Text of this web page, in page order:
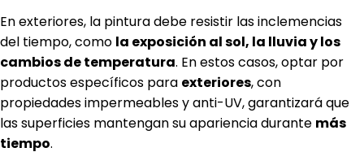
En exteriores, la pintura debe resistir las inclemencias
del tiempo, como la exposición al sol, la lluvia y los
cambios de temperatura. En estos casos, optar por
productos específicos para exteriores, con
propiedades impermeables y anti-UV, garantizará que
las superficies mantengan su apariencia durante más
tiempo.